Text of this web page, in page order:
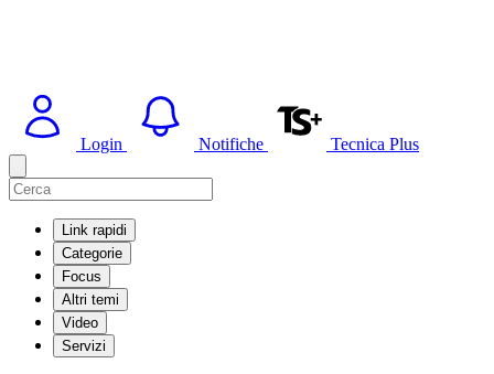
Login Notifiche Tecnica Plus
Link rapidi
Categorie
Focus
Altri temi
Video
Servizi